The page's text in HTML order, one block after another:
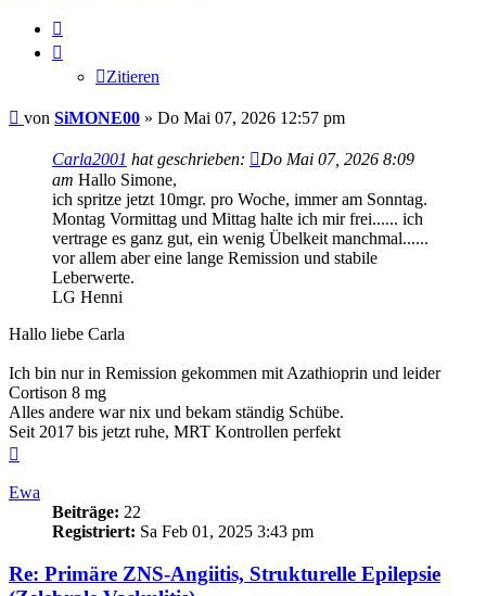
Zitieren
Beitrag
von SiMONE00 » Do Mai 07, 2026 12:57 pm
Carla2001 hat geschrieben:
Do Mai 07, 2026 8:09
am Hallo Simone,
ich spritze jetzt 10mgr. pro Woche, immer am Sonntag.
Montag Vormittag und Mittag halte ich mir frei...... ich
vertrage es ganz gut, ein wenig Übelkeit manchmal......
vor allem aber eine lange Remission und stabile
Leberwerte.
LG Henni
Hallo liebe Carla
Ich bin nur in Remission gekommen mit Azathioprin und leider
Cortison 8 mg
Alles andere war nix und bekam ständig Schübe.
Seit 2017 bis jetzt ruhe, MRT Kontrollen perfekt
Ewa
Beiträge: 22
Registriert: Sa Feb 01, 2025 3:43 pm
Re: Primäre ZNS-Angiitis, Strukturelle Epilepsie